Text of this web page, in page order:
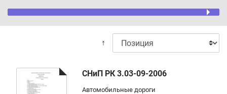
↑
СНиП РК 3.03-09-2006
Автомобильные дороги